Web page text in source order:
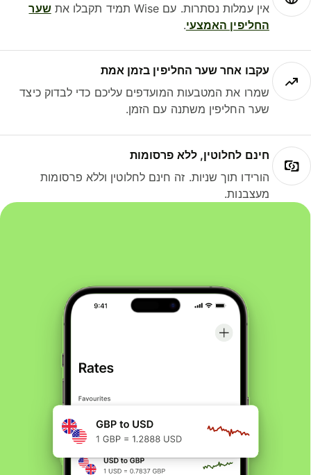
אין עמלות נסתרות. עם Wise תמיד תקבלו את
שער
החליפין האמצעי.
עקבו אחר שער החליפין בזמן אמת
שמרו את המטבעות המועדפים עליכם כדי לבדוק כיצד
שער החליפין משתנה עם הזמן.
חינם לחלוטין, ללא פרסומות
הורידו תוך שניות. זה חינם לחלוטין וללא פרסומות
מעצבנות.